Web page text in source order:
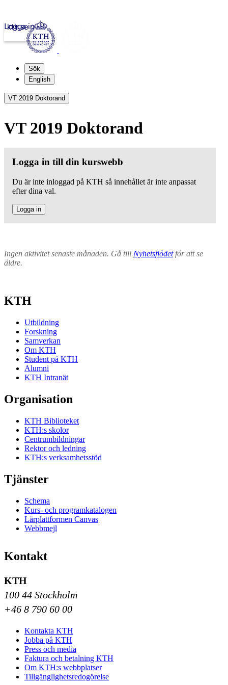
kth.se
Logga in
Sök
English
VT 2019 Doktorand
VT 2019 Doktorand
Logga in till din kurswebb
Du är inte inloggad på KTH så innehållet är inte anpassat
efter dina val.
Logga in
Ingen aktivitet senaste månaden. Gå till Nyhetsflödetför att se
äldre.
KTH
Utbildning
Forskning
Samverkan
Om KTH
Student på KTH
Alumni
KTH Intranät
Organisation
KTH Biblioteket
KTH:s skolor
Centrumbildningar
Rektor och ledning
KTH:s verksamhetsstöd
Tjänster
Schema
Kurs- och programkatalogen
Lärplattformen Canvas
Webbmejl
Kontakt
KTH
100 44 Stockholm
+46 8 790 60 00
Kontakta KTH
Jobba på KTH
Press och media
Faktura och betalning KTH
Om KTH:s webbplatser
Tillgänglighetsredogörelse